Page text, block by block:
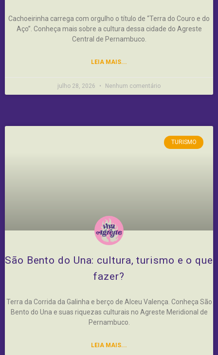
Cachoeirinha carrega com orgulho o título de “Terra do Couro e do
Aço”. Conheça mais sobre a cultura dessa cidade do Agreste
Central de Pernambuco.
LEIA MAIS...
julho 28, 2026 Nenhum comentário
TURISMO
São Bento do Una: cultura, turismo e o que
fazer?
Terra da Corrida da Galinha e berço de Alceu Valença. Conheça São
Bento do Una e suas riquezas culturais no Agreste Meridional de
Pernambuco.
LEIA MAIS...